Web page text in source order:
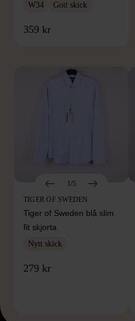
W34 Gott skick
359 kr
FRÅN SAMMA
1/5
TIGER OF SWEDEN
Tiger of Sweden blå slim
fit skjorta
Nytt skick
279 kr